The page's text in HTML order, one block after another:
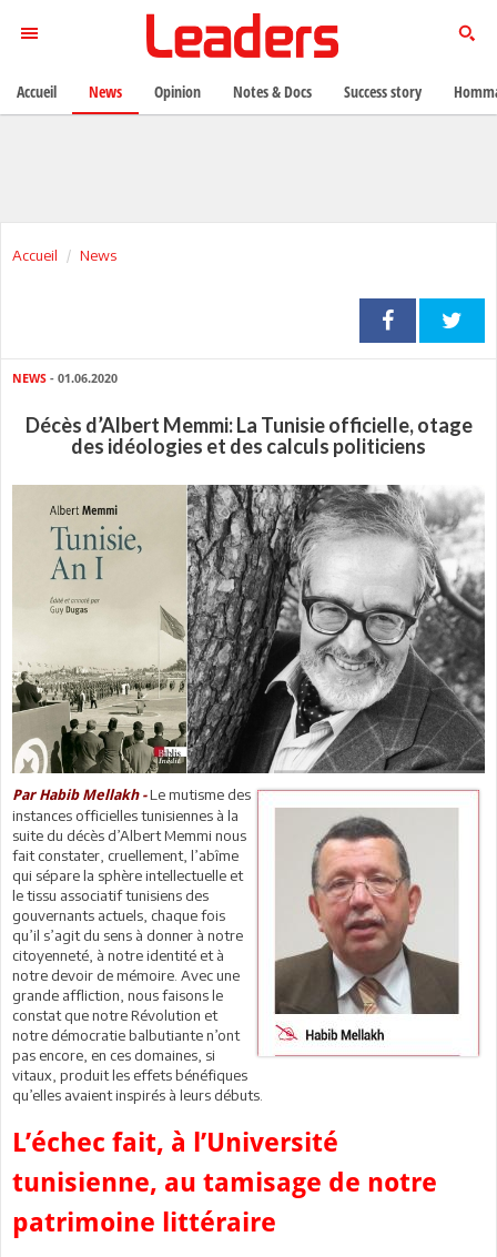
Accueil News
NEWS - 01.06.2020
Décès d’Albert Memmi: La Tunisie officielle, otage
des idéologies et des calculs politiciens
Par Habib Mellakh - Le mutisme des
instances officielles tunisiennes à la
suite du décès d’Albert Memmi nous
fait constater, cruellement, l’abîme
qui sépare la sphère intellectuelle et
le tissu associatif tunisiens des
gouvernants actuels, chaque fois
qu’il s’agit du sens à donner à notre
citoyenneté, à notre identité et à
notre devoir de mémoire. Avec une
grande affliction, nous faisons le
constat que notre Révolution et
notre démocratie balbutiante n’ont
pas encore, en ces domaines, si
vitaux, produit les effets bénéfiques
qu’elles avaient inspirés à leurs débuts.
L’échec fait, à l’Université
tunisienne, au tamisage de notre
patrimoine littéraire
Accueil News Opinion Notes & Docs Success story